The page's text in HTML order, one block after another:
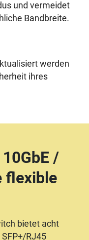
und vermeidet
Bandbreite.
werden
ihres
/
flexible
bietet acht
RJ45